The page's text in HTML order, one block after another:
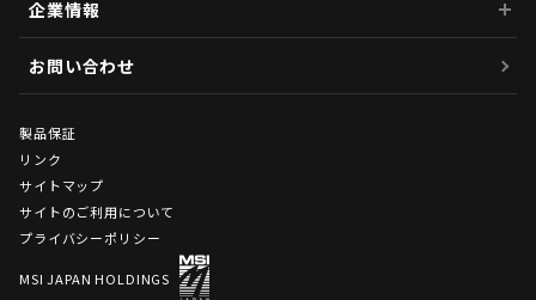
企業情報
お問い合わせ
製品保証
リンク
サイトマップ
サイトのご利用について
プライバシーポリシー
MSI JAPAN HOLDINGS